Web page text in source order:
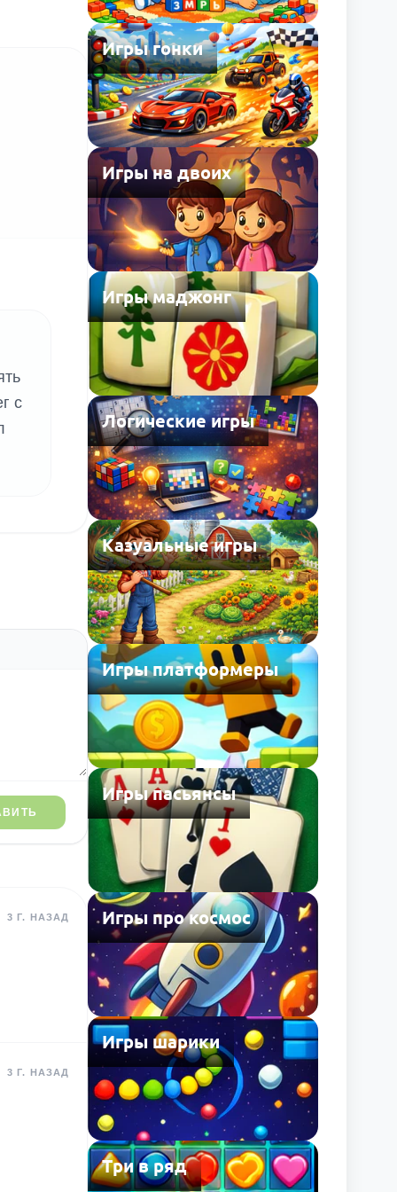
с
3 Г. НАЗАД
3 Г. НАЗАД
Игры гонки
Игры на двоих
Игры маджонг
Логические игры
Казуальные игры
Игры платформеры
Игры пасьянсы
Игры про космос
Игры шарики
Три в ряд